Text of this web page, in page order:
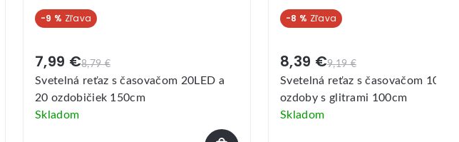
-8 %
9,19 €
8,39 €
Svetelná reťaz s časovačom 10LED
ozdoby s glitrami 100cm
Skladom
-11 %
7,99 €
7,09 €
Svetelná reťaz s časovačom
perly 100cm
Skladom